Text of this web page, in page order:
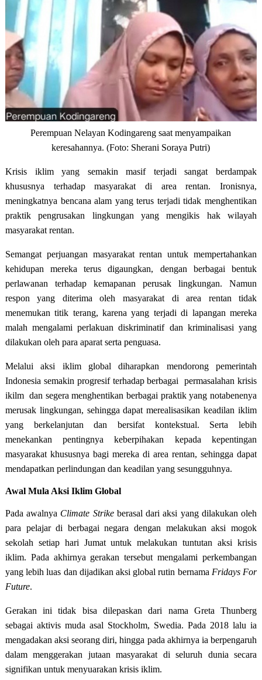
Perempuan Nelayan Kodingareng saat menyampaikan
keresahannya. (Foto: Sherani Soraya Putri)
Krisis iklim yang semakin masif terjadi sangat berdampak
khususnya terhadap masyarakat di area rentan. Ironisnya,
meningkatnya bencana alam yang terus terjadi tidak menghentikan
praktik pengrusakan lingkungan yang mengikis hak wilayah
masyarakat rentan.
Semangat perjuangan masyarakat rentan untuk mempertahankan
kehidupan mereka terus digaungkan, dengan berbagai bentuk
perlawanan terhadap kemapanan perusak lingkungan. Namun
respon yang diterima oleh masyarakat di area rentan tidak
menemukan titik terang, karena yang terjadi di lapangan mereka
malah mengalami perlakuan diskriminatif dan kriminalisasi yang
dilakukan oleh para aparat serta penguasa.
Melalui aksi iklim global diharapkan mendorong pemerintah
Indonesia semakin progresif terhadap berbagai permasalahan krisis
ikilm dan segera menghentikan berbagai praktik yang notabenenya
merusak lingkungan, sehingga dapat merealisasikan keadilan iklim
yang berkelanjutan dan bersifat kontekstual. Serta lebih
menekankan pentingnya keberpihakan kepada kepentingan
masyarakat khususnya bagi mereka di area rentan, sehingga dapat
mendapatkan perlindungan dan keadilan yang sesungguhnya.
Awal Mula Aksi Iklim Global
Pada awalnya Climate Strikeberasal dari aksi yang dilakukan oleh
para pelajar di berbagai negara dengan melakukan aksi mogok
sekolah setiap hari Jumat untuk melakukan tuntutan aksi krisis
iklim. Pada akhirnya gerakan tersebut mengalami perkembangan
yang lebih luas dan dijadikan aksi global rutin bernama Fridays For
Future.
Gerakan ini tidak bisa dilepaskan dari nama Greta Thunberg
sebagai aktivis muda asal Stockholm, Swedia. Pada 2018 lalu ia
mengadakan aksi seorang diri, hingga pada akhirnya ia berpengaruh
dalam menggerakan jutaan masyarakat di seluruh dunia secara
signifikan untuk menyuarakan krisis iklim.